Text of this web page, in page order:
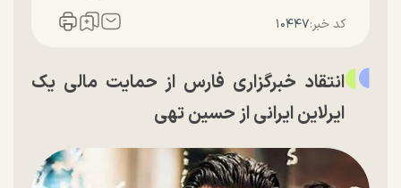
کد خبر:۱۰۴۴۷
انتقاد خبرگزاری فارس از حمایت مالی یک
ایرلاین ایرانی از حسین تهی